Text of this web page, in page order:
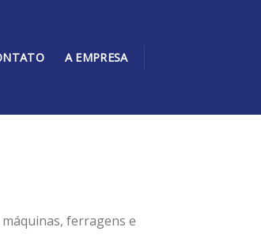
A EMPRESA
máquinas, ferragens e